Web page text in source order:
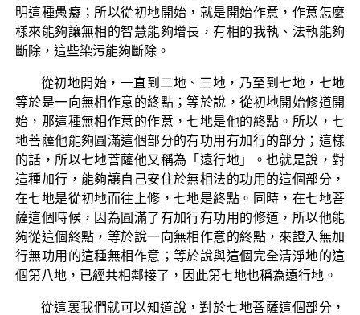
明這種愚癡；所以從初地開始，就是開始作意，作意怎麼
樣來能夠讓無相的智慧能夠增長，有相的我執、法執能夠
斷除，這些染污能夠斷除。
從初地開始，一直到二地、三地，乃至到七地，七地
等於是一向無相作意的終點；等於說，從初地開始修道開
始，那這種無相作意的作意，七地是他的終點。所以，七
地菩薩他能夠圓滿這個部分的有功用有加行的部分；這樣
的話，所以七地菩薩他又稱為「遠行地」。也就是說，對
這種加行，能夠讓自己安住於無相法的功用的這個部分，
在七地是從初地而往上修，七地是終點。同時，在七地菩
薩這個時候，因為圓滿了有加行有功用的修道，所以他能
夠從這個終點，等於說一向無相作意的終點，來證入無加
行無功用的這種無相作意；等於說與這個完全清淨地的這
個第八地，已經共相鄰接了，因此第七地也稱為遠行地。
從這裏我們就可以知道說，對於七地菩薩這個部分，